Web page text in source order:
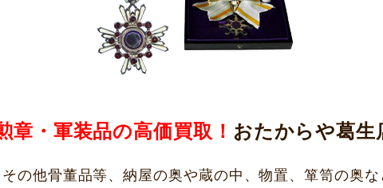
章・軍装品の高価買取！ おたからや葛生
の他骨董品等、納屋の奥や蔵の中、物置、箪笥の奥